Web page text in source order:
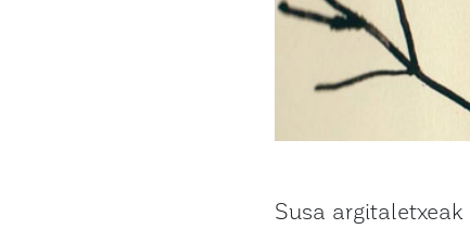
Susa argitaletxeak